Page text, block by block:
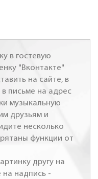
в гостевую
"Вконтакте"
на сайте, в
письме на адрес
музыкальную
друзьям и
несколько
функции от
другу на
на надпись -